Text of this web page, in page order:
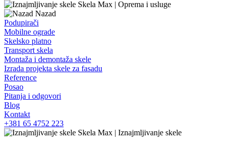
Nazad
Podupirači
Mobilne ograde
Skelsko platno
Transport skela
Montaža i demontaža skele
Izrada projekta skele za fasadu
Reference
Posao
Pitanja i odgovori
Blog
Kontakt
+381 65 4752 223